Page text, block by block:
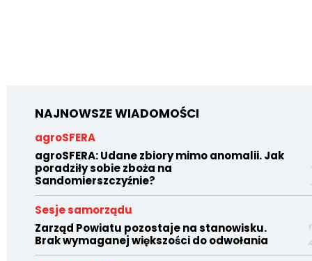
NAJNOWSZE WIADOMOŚCI
agroSFERA
agroSFERA: Udane zbiory mimo anomalii. Jak
poradziły sobie zboża na
Sandomierszczyźnie?
Sesje samorządu
Zarząd Powiatu pozostaje na stanowisku.
Brak wymaganej większości do odwołania